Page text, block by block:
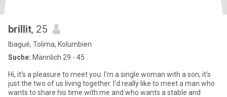
brillit, 25
Ibagué, Tolima, Kolumbien
Suche: Männlich 29 - 45
Hi, it's a pleasure to meet you. I'm a single woman with a son; it's
just the two of us living together. I'd really like to meet a man who
wants to share his time with me and who wants a stable and